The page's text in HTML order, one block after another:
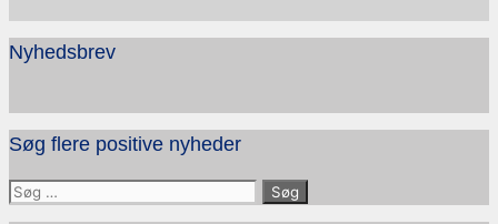
Nyhedsbrev
Søg flere positive nyheder
Søg
efter: